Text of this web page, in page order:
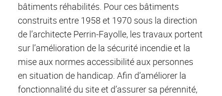
bâtiments réhabilités. Pour ces bâtiments
construits entre 1958 et 1970 sous la direction
de l’architecte Perrin-Fayolle, les travaux portent
sur l’amélioration de la sécurité incendie et la
mise aux normes accessibilité aux personnes
en situation de handicap. Afin d’améliorer la
fonctionnalité du site et d’assurer sa pérennité,